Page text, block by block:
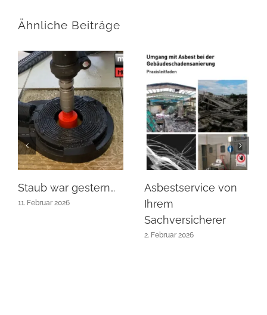
Ähnliche Beiträge
Staub war gestern…
11. Februar 2026
Asbestservice von
Ihrem
Sachversicherer
2. Februar 2026